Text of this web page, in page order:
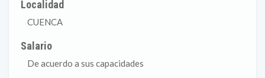
Localidad
CUENCA
Salario
De acuerdo a sus capacidades